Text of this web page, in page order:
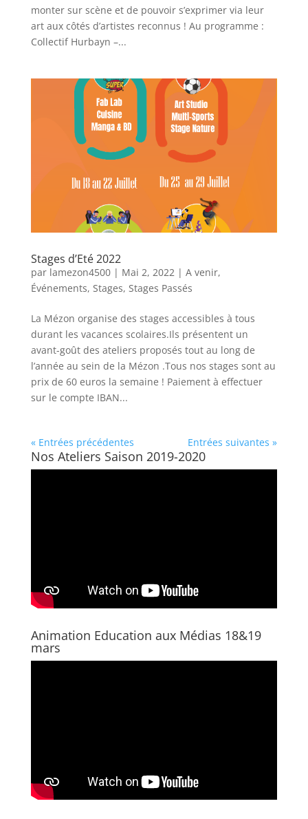
monter sur scène et de pouvoir s’exprimer via leur
art aux côtés d’artistes reconnus ! Au programme :
Collectif Hurbayn –...
Stages d’Eté 2022
par lamezon4500| Mai 2, 2022| A venir,
Événements, Stages, Stages Passés
La Mézon organise des stages accessibles à tous
durant les vacances scolaires.Ils présentent un
avant-goût des ateliers proposés tout au long de
l’année au sein de la Mézon .Tous nos stages sont au
prix de 60 euros la semaine ! Paiement à effectuer
sur le compte IBAN...
« Entrées précédentes Entrées suivantes »
Nos Ateliers Saison 2019-2020
Animation Education aux Médias 18&19
mars